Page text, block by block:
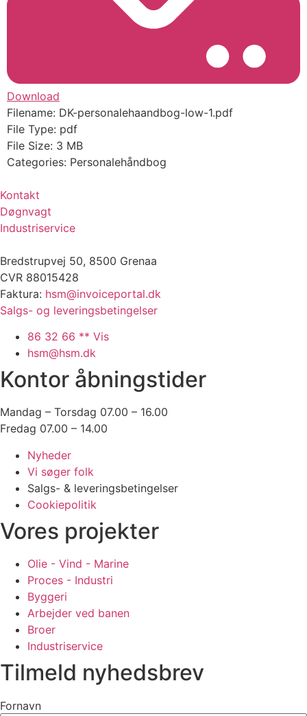
Download
Filename: DK-personalehaandbog-low-1.pdf
File Type: pdf
File Size: 3 MB
Categories: Personalehåndbog
Kontakt
Døgnvagt
Industriservice
Bredstrupvej 50, 8500 Grenaa
CVR 88015428
Faktura: hsm@invoiceportal.dk
Salgs- og leveringsbetingelser
86 32 66 ** Vis
hsm@hsm.dk
Kontor åbningstider
Mandag – Torsdag 07.00 – 16.00
Fredag 07.00 – 14.00
Nyheder
Vi søger folk
Salgs- & leveringsbetingelser
Cookiepolitik
Vores projekter
Olie - Vind - Marine
Proces - Industri
Byggeri
Arbejder ved banen
Broer
Industriservice
Tilmeld nyhedsbrev
Fornavn